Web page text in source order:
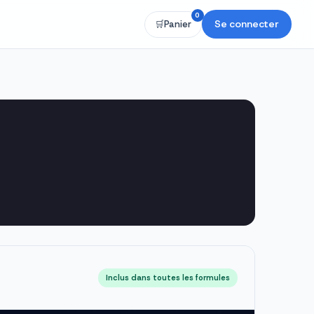
🛒Panier
0
Se connecter
Inclus dans toutes les formules